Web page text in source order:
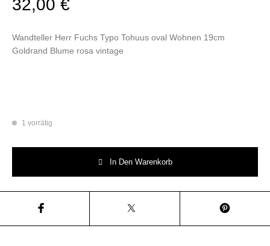
32,00€
Wandteller Herr Fuchs Typo Tohuus oval Wohnen 19cm
Goldrand Blume rosa vintage
1 vorrätig
In Den Warenkorb